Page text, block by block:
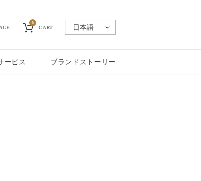
CART
0
ービス ブランドストーリー